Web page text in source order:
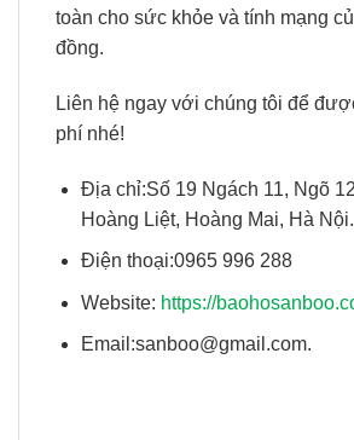
toàn cho sức khỏe và tính mạng
đồng.
Liên hệ ngay với chúng tôi để
phí nhé!
Địa chỉ:Số 19 Ngách 11, Ngõ
Hoàng Liệt, Hoàng Mai, Hà Nội.
Điện thoại:0965 996 288
Website: https://
Email:sanboo@gmail.com.